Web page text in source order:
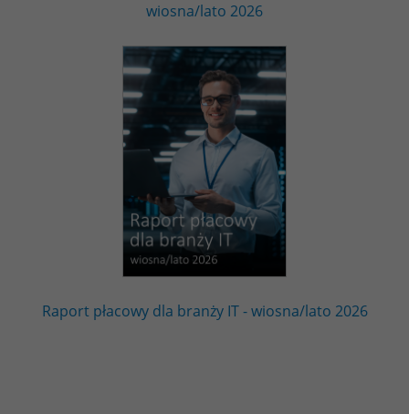
wiosna/lato 2026
Raport płacowy dla branży IT - wiosna/lato 2026